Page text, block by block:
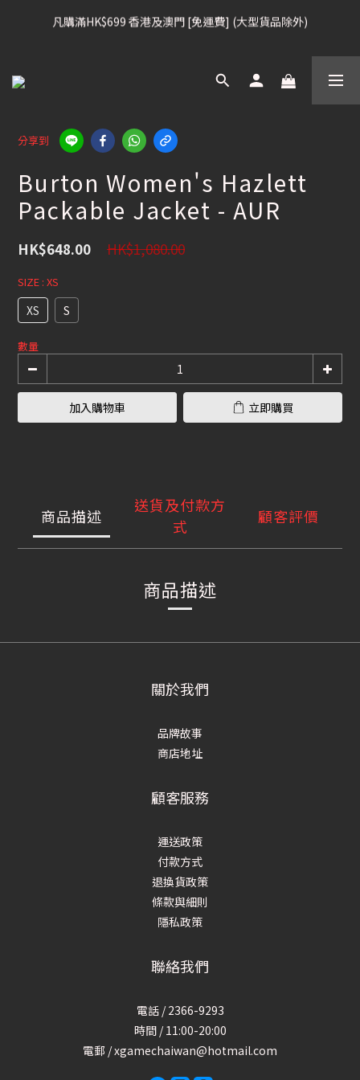
凡購滿HK$699 香港及澳門 [免運費] (大型貨品除外)
凡購滿HK$699 香港及澳門 [免運費] (大型貨品除外)
滑雪板, 固定器, 滑雪靴, 護目鏡 頭盔 , 85折
Etc , 75折
凡購滿HK$699 香港及澳門 [免運費] (大型貨品除外)
分享到
Burton Women's Hazlett
Packable Jacket - AUR
HK$1,080.00
HK$648.00
SIZE : XS
XS S
數量
加入購物車 立即購買
商品描述
送貨及付款方
式
顧客評價
商品描述
關於我們
品牌故事
商店地址
顧客服務
運送政策
付款方式
退換貨政策
條款與細則
隱私政策
聯絡我們
電話 / 2366-9293
時間 / 11:00-20:00
電郵 / xgamechaiwan@hotmail.com